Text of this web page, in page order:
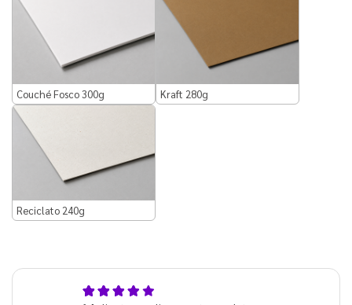
Couché Fosco 300g Kraft 280g
Reciclato 240g